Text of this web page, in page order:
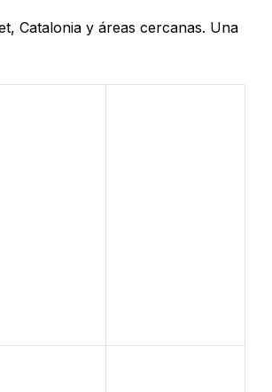
Catalonia y áreas cercanas. Una